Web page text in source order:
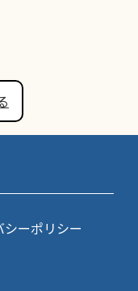
シーポリシー